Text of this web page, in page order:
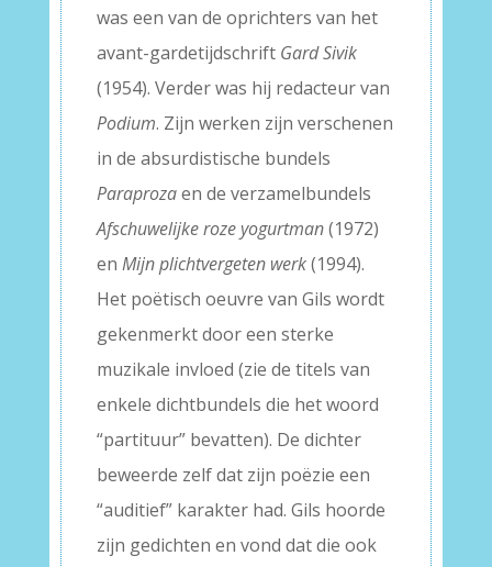
was een van de oprichters van het
avant-gardetijdschrift Gard Sivik
(1954). Verder was hij redacteur van
Podium. Zijn werken zijn verschenen
in de absurdistische bundels
Paraprozaen de verzamelbundels
Afschuwelijke roze yogurtman(1972)
en Mijn plichtvergeten werk(1994).
Het poëtisch oeuvre van Gils wordt
gekenmerkt door een sterke
muzikale invloed (zie de titels van
enkele dichtbundels die het woord
“partituur” bevatten). De dichter
beweerde zelf dat zijn poëzie een
“auditief” karakter had. Gils hoorde
zijn gedichten en vond dat die ook